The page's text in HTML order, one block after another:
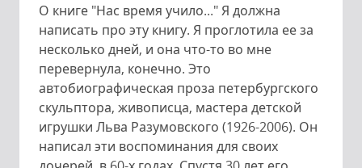
О книге "Нас время учило..." Я должна
написать про эту книгу. Я проглотила ее за
несколько дней, и она что-то во мне
перевернула, конечно. Это
автобиографическая проза петербургского
скульптора, живописца, мастера детской
игрушки Льва Разумовского (1926-2006). Он
написал эти воспоминания для своих